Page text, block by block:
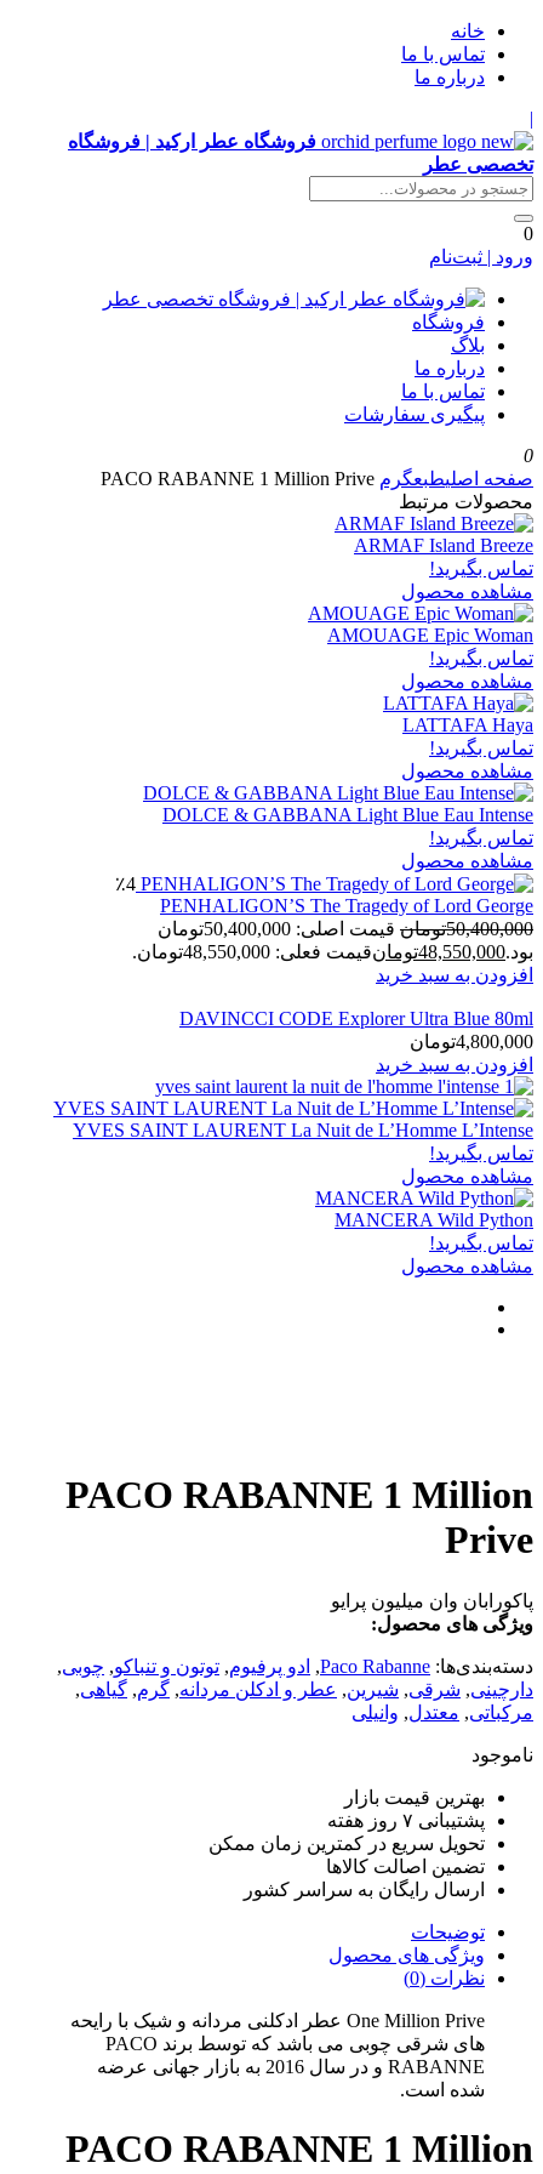
خانه
تماس با ما
درباره ما
|
فروشگاه عطر ارکید | فروشگاه
تخصصی عطر
0
ورود | ثبت‌نام
فروشگاه
بلاگ
درباره ما
تماس با ما
پیگیری سفارشات
0
صفحه اصلیطبعگرم
محصولات مرتبط
ARMAF Island Breeze
تماس بگیرید!
مشاهده محصول
AMOUAGE Epic Woman
تماس بگیرید!
مشاهده محصول
LATTAFA Haya
تماس بگیرید!
مشاهده محصول
DOLCE & GABBANA Light Blue Eau Intense
تماس بگیرید!
مشاهده محصول
٪4
PENHALIGON’S The Tragedy of Lord George
50,400,000تومان
قیمت اصلی: 50,400,000تومان
بود.48,550,000تومانقیمت فعلی: 48,550,000تومان.
افزودن به سبد خرید
DAVINCCI CODE Explorer Ultra Blue 80ml
4,800,000تومان
افزودن به سبد خرید
YVES SAINT LAURENT La Nuit de L’Homme L’Intense
تماس بگیرید!
مشاهده محصول
MANCERA Wild Python
تماس بگیرید!
مشاهده محصول
PACO RABANNE 1 Million
Prive
پاکورابان وان میلیون پرایو
ویژگی های محصول:
دسته‌بندی‌ها: Paco Rabanne
, ادو پرفیوم, توتون و تنباکو, چوبی,
دارچینی, شرقی, شیرین, عطر و ادکلن مردانه, گرم, گیاهی,
مرکباتی, معتدل, وانیلی
ناموجود
بهترین قیمت بازار
پشتیبانی ۷ روز هفته
تحویل سریع در کمترین زمان ممکن
تضمین اصالت کالاها
ارسال رایگان به سراسر کشور
توضیحات
ویژگی های محصول
نظرات (0)
One Million Prive عطر ادکلنی مردانه و شیک با رایحه
های شرقی چوبی می باشد که توسط برند PACO
RABANNE و در سال 2016 به بازار جهانی عرضه
شده است.
PACO RABANNE 1 Million